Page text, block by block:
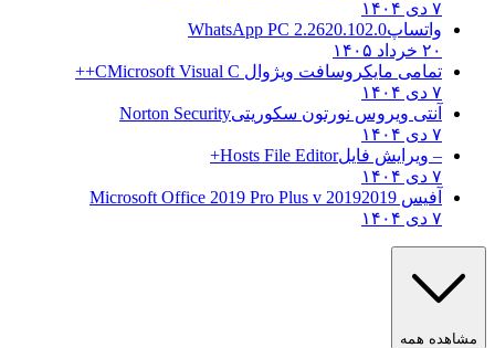
۷ دی ۱۴۰۴
واتساپWhatsApp PC 2.2620.102.0
۲۰ خرداد ۱۴۰۵
تمامی مایکروسافت ویژوال C Microsoft Visual C++
۷ دی ۱۴۰۴
آنتی ویروس نورتون سکوریتیNorton Security
۷ دی ۱۴۰۴
– ویرایش فایلHosts File Editor+
۷ دی ۱۴۰۴
آفیس 2019 2019 Microsoft Office 2019 Pro Plus v
۷ دی ۱۴۰۴
مشاهده همه